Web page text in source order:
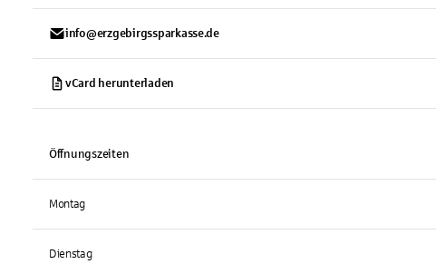
info@erzgebirgssparkasse.de
vCard herunterladen
Öffnungszeiten
Montag
Dienstag